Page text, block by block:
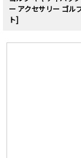
ー アクセサリー ゴル
ト]